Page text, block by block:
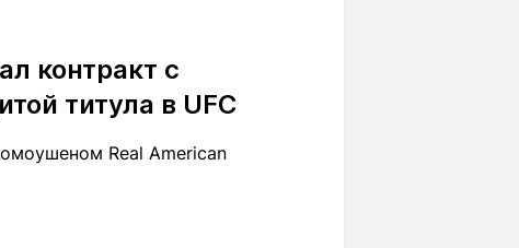
контракт с
титула в UFC
Real American